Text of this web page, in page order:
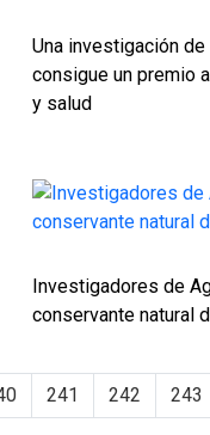
Una investigación
consigue un premio
y salud
Investigadores de
conservante natural
241 242 243